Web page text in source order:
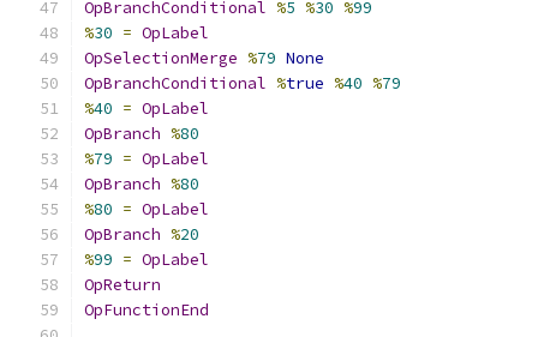
OpBranchConditional %5 %30 %99
%30 = OpLabel
OpSelectionMerge %79 None
OpBranchConditional %true %40 %79
%40 = OpLabel
OpBranch %80
%79 = OpLabel
OpBranch %80
%80 = OpLabel
OpBranch %20
%99 = OpLabel
OpReturn
OpFunctionEnd